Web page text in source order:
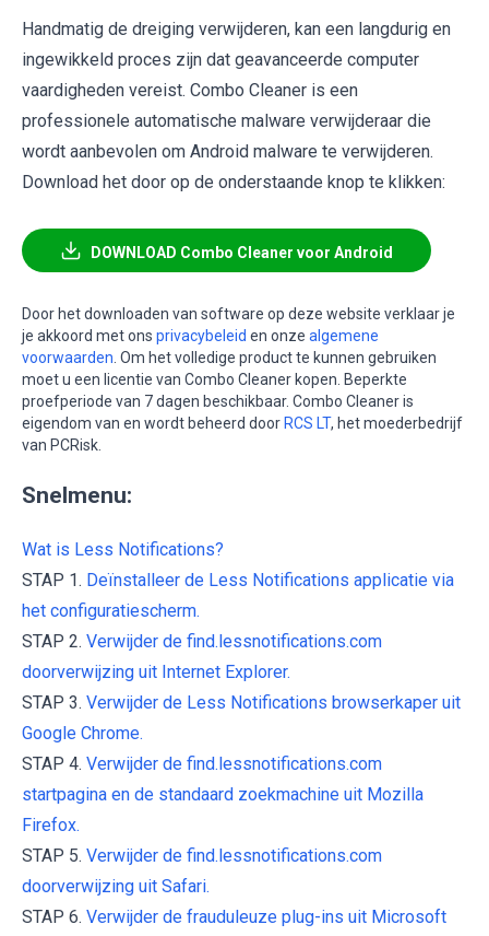
Handmatig de dreiging verwijderen, kan een langdurig en
ingewikkeld proces zijn dat geavanceerde computer
vaardigheden vereist. Combo Cleaner is een
professionele automatische malware verwijderaar die
wordt aanbevolen om Android malware te verwijderen.
Download het door op de onderstaande knop te klikken:
DOWNLOAD Combo Cleaner voor Android
Door het downloaden van software op deze website verklaar je
je akkoord met ons privacybeleid en onze algemene
voorwaarden. Om het volledige product te kunnen gebruiken
moet u een licentie van Combo Cleaner kopen. Beperkte
proefperiode van 7 dagen beschikbaar. Combo Cleaner is
eigendom van en wordt beheerd door RCS LT, het moederbedrijf
van PCRisk.
Snelmenu:
Wat is Less Notifications?
STAP 1. Deïnstalleer de Less Notifications applicatie via
het configuratiescherm.
STAP 2. Verwijder de find.lessnotifications.com
doorverwijzing uit Internet Explorer.
STAP 3. Verwijder de Less Notifications browserkaper uit
Google Chrome.
STAP 4. Verwijder de find.lessnotifications.com
startpagina en de standaard zoekmachine uit Mozilla
Firefox.
STAP 5. Verwijder de find.lessnotifications.com
doorverwijzing uit Safari.
STAP 6. Verwijder de frauduleuze plug-ins uit Microsoft